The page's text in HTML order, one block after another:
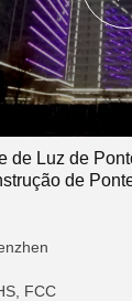
de Luz de
de
FCC